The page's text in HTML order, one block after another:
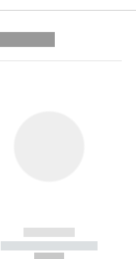
------------
----------- -----------